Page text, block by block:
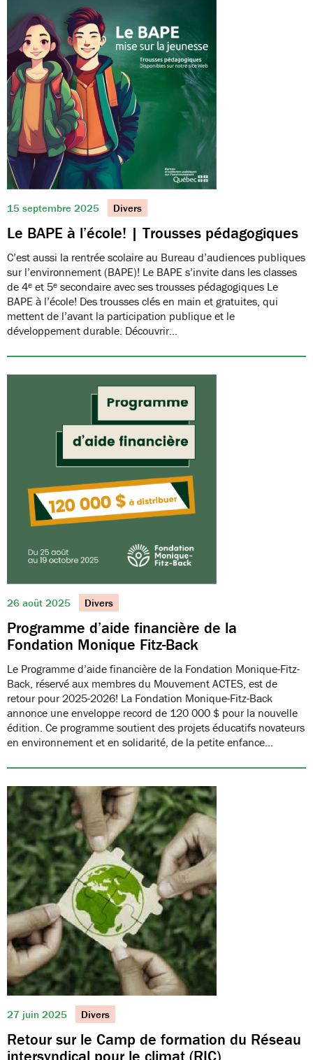
15 septembre 2025 Divers
Le BAPE à l’école! | Trousses pédagogiques
C’est aussi la rentrée scolaire au Bureau d’audiences publiques
sur l’environnement (BAPE)! Le BAPE s’invite dans les classes
de 4ᵉ et 5ᵉ secondaire avec ses trousses pédagogiques Le
BAPE à l’école! Des trousses clés en main et gratuites, qui
mettent de l’avant la participation publique et le
développement durable. Découvrir…
26 août 2025 Divers
Programme d’aide financière de la
Fondation Monique Fitz-Back
Le Programme d’aide financière de la Fondation Monique-Fitz-
Back, réservé aux membres du Mouvement ACTES, est de
retour pour 2025-2026! La Fondation Monique-Fitz-Back
annonce une enveloppe record de 120 000 $ pour la nouvelle
édition. Ce programme soutient des projets éducatifs novateurs
en environnement et en solidarité, de la petite enfance…
27 juin 2025 Divers
Retour sur le Camp de formation du Réseau
intersyndical pour le climat (RIC)